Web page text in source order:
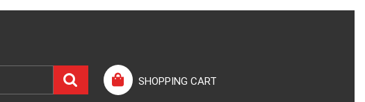
SHOPPING CART